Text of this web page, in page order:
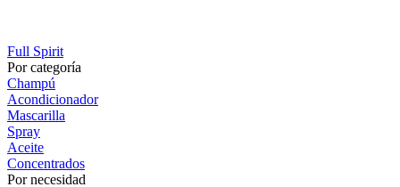
Full Spirit
Por categoría
Champú
Acondicionador
Mascarilla
Spray
Aceite
Concentrados
Por necesidad